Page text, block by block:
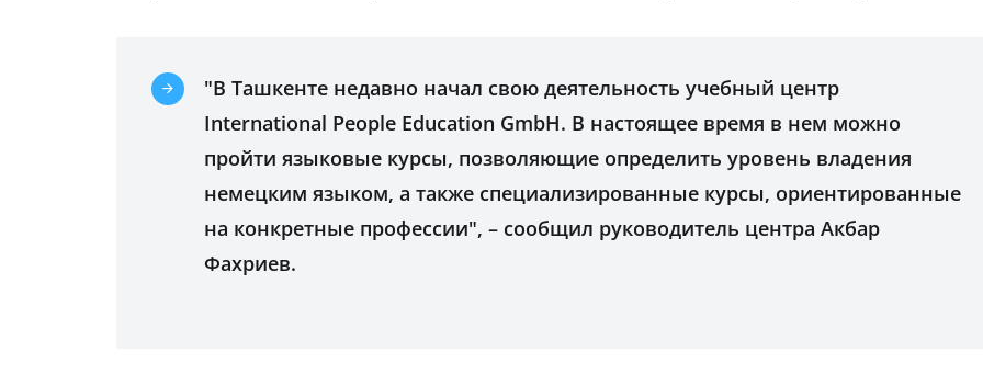
"В Ташкенте недавно начал свою деятельность учебный центр
International People Education GmbH. В настоящее время в нем можно
пройти языковые курсы, позволяющие определить уровень владения
немецким языком, а также специализированные курсы, ориентированные
на конкретные профессии", – сообщил руководитель центра Акбар
Фахриев.